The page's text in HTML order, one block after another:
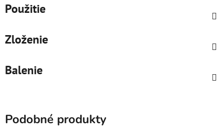
Použitie
Zloženie
Balenie
Podobné produkty